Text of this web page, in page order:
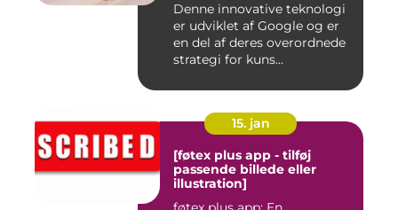
om de ting, de ser, ved blot
at bruge kameraet på
deres smartphone
Denne innovative teknologi
er udviklet af Google og er
en del af deres overordnede
strategi for kuns...
15. jan
[føtex plus app - tilføj
passende billede eller
illustration]